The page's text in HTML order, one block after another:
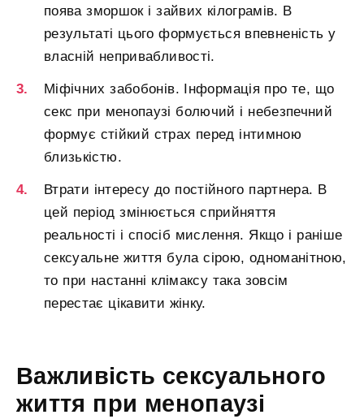
поява зморшок і зайвих кілограмів. В
результаті цього формується впевненість у
власній непривабливості.
Міфічних забобонів. Інформація про те, що
секс при менопаузі болючий і небезпечний
формує стійкий страх перед інтимною
близькістю.
Втрати інтересу до постійного партнера. В
цей період змінюється сприйняття
реальності і спосіб мислення. Якщо і раніше
сексуальне життя була сірою, одноманітною,
то при настанні клімаксу така зовсім
перестає цікавити жінку.
Важливість сексуального
життя при менопаузі